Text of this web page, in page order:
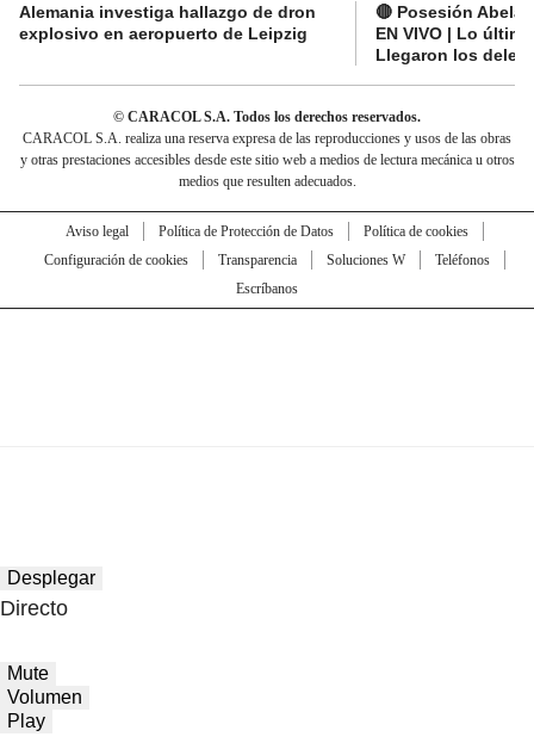
Alemania investiga hallazgo de dron
explosivo en aeropuerto de Leipzig
🔴 Posesión
EN VIVO | Lo
Llegaron los
© CARACOL S.A. Todos los derechos reservados.
CARACOL S.A. realiza una reserva expresa de las reproducciones y usos de las obras
y otras prestaciones accesibles desde este sitio web a medios de lectura mecánica u otros
medios que resulten adecuados.
Aviso legal Política de Protección de Datos
Política de cookies
Configuración de cookies
Transparencia Soluciones W
Teléfonos
Escríbanos
Desplegar
Directo
Mute
Volumen
Play